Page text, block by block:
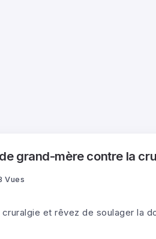
grand-mère contre la
Vues
et rêvez de soulager la